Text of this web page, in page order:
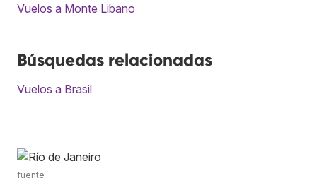
Vuelos a Monte Libano
Búsquedas relacionadas
Vuelos a Brasil
fuente